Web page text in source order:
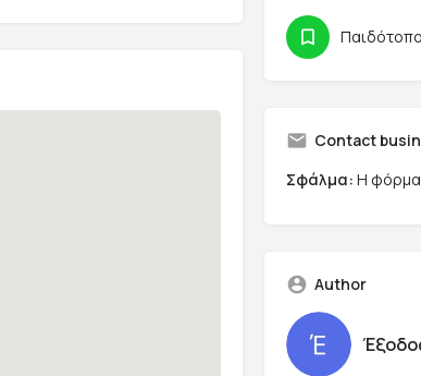
Contact
Σφάλμα: Η φόρμα
Author